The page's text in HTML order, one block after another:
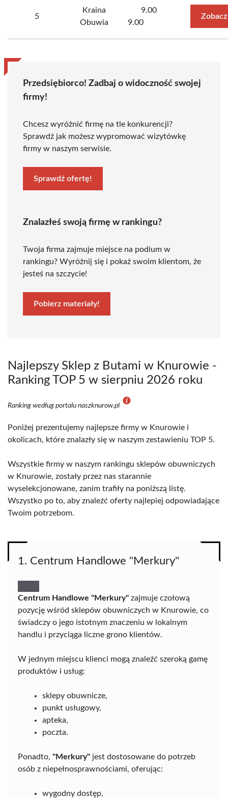
5
Kraina
Obuwia
9.00
9.00
Przedsiębiorco! Zadbaj o widoczność swojej
firmy!
Chcesz wyróżnić firmę na tle konkurencji?
Sprawdź jak możesz wypromować wizytówkę
firmy w naszym serwisie.
Sprawdź ofertę!
Znalazłeś swoją firmę w rankingu?
Twoja firma zajmuje miejsce na podium w
rankingu? Wyróżnij się i pokaż swoim klientom, że
jesteś na szczycie!
Pobierz materiały!
Najlepszy Sklep z Butami w Knurowie -
Ranking TOP 5 w sierpniu 2026 roku
Ranking według portalu naszknurow.pl
Poniżej prezentujemy najlepsze firmy w Knurowie i
okolicach, które znalazły się w naszym zestawieniu TOP 5.
Wszystkie firmy w naszym rankingu sklepów obuwniczych
w Knurowie, zostały przez nas starannie
wyselekcjonowane, zanim trafiły na poniższą listę.
Wszystko po to, aby znaleźć oferty najlepiej odpowiadające
Twoim potrzebom.
1. Centrum Handlowe "Merkury"
Centrum Handlowe "Merkury" zajmuje czołową
pozycję wśród sklepów obuwniczych w Knurowie, co
świadczy o jego istotnym znaczeniu w lokalnym
handlu i przyciąga liczne grono klientów.
W jednym miejscu klienci mogą znaleźć szeroką gamę
produktów i usług:
sklepy obuwnicze,
punkt usługowy,
apteka,
poczta.
Ponadto, "Merkury" jest dostosowane do potrzeb
osób z niepełnosprawnościami, oferując:
wygodny dostęp,